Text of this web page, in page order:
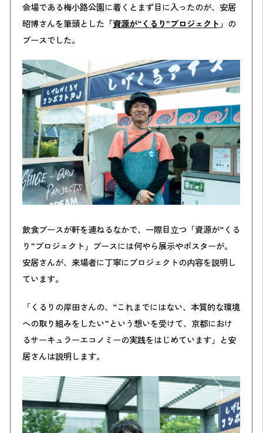
会場である梅小路公園に着くとまず目に入ったのが、安居
昭博さんを筆頭とした 「資源が“くるり”プロジェクト 」 の
ブースでした。
飲食ブースが軒を連ねるなかで、一際目立つ「資源が“くる
り”プロジェクト」ブースには何やら展示やポスターが。
安居さんが、来場者に丁寧にプロジェクトの内容を説明し
ています。
「くるりの岸田さんの、“これまでにはない、本質的な環境
への取り組みをしたい”という想いを受けて、京都におけ
るサーキュラーエコノミーの実践をはじめています」と安
居さんは説明します。